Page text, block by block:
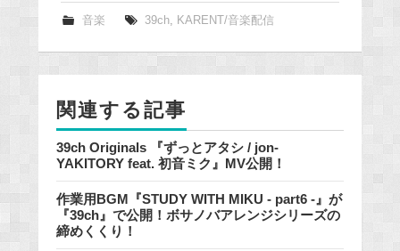
e
k
音楽 39ch, KARENT/音楽配信
関連する記事
39ch Originals 『ずっとアタシ / jon-
YAKITORY feat. 初音ミク』MV公開！
作業用BGM『STUDY WITH MIKU - part6 -』が
『39ch』で公開！ボサノバアレンジシリーズの
締めくくり！